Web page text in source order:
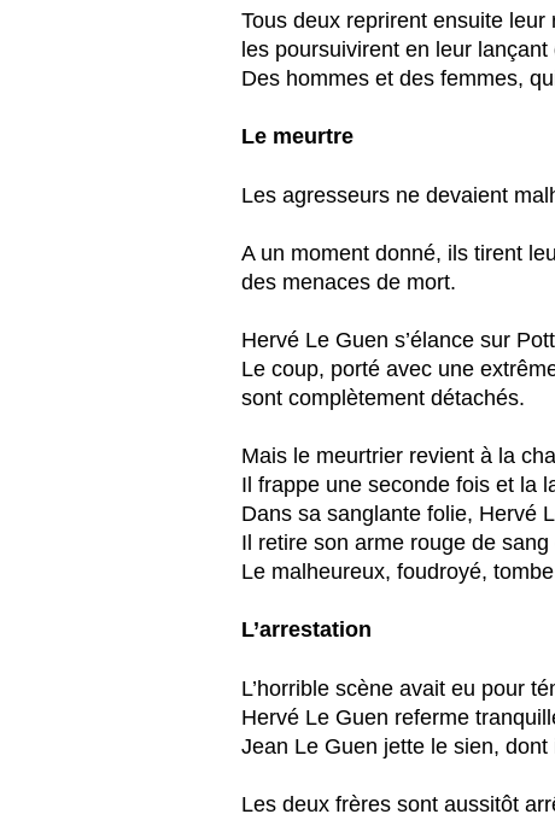
Tous deux reprirent ensuite
les poursuivirent en leur lançant
Des hommes et des femmes,
Le meurtre
Les agresseurs ne devaient
A un moment donné, ils tirent
des menaces de mort.
Hervé Le Guen s’élance sur
Le coup, porté avec une
sont complètement détachés.
Mais le meurtrier revient à la
Il frappe une seconde fois et la
Dans sa sanglante folie, Hervé
Il retire son arme rouge de
Le malheureux, foudroyé,
L’arrestation
L’horrible scène avait eu pour
Hervé Le Guen referme
Jean Le Guen jette le sien,
Les deux frères sont aussitôt